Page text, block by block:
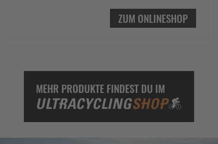
ZUM ONLINESHOP
MEHR PRODUKTE FINDEST DU IM